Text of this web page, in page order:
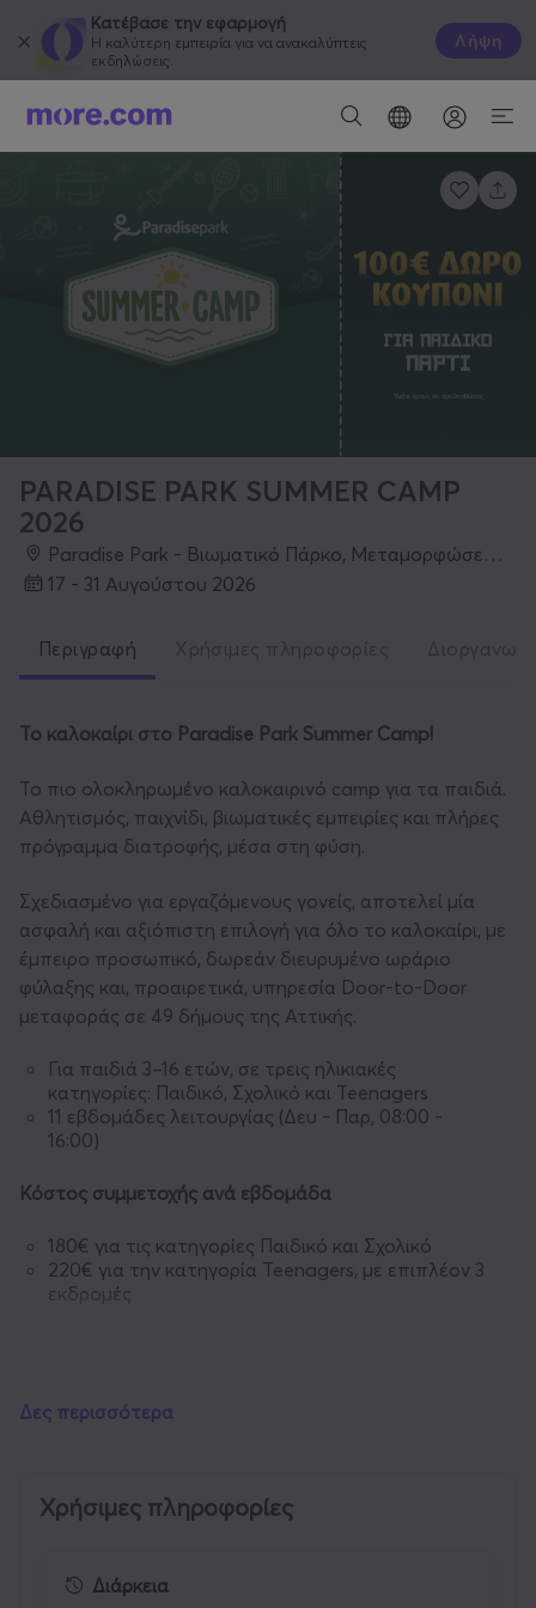
Κατέβασε την εφαρμογή
Η καλύτερη εμπειρία για να ανακαλύπτεις
εκδηλώσεις.
Λήψη
PARADISE PARK SUMMER CAMP
2026
Paradise Park - Βιωματικό Πάρκο, Μεταμορφώσεως 100, Αχαρνές
17 - 31 Αυγούστου 2026
Περιγραφή Χρήσιμες πληροφορίες
Το καλοκαίρι στο Paradise Park Summer Camp!
Το πιο ολοκληρωμένο καλοκαιρινό camp για τα παιδιά.
Αθλητισμός, παιχνίδι, βιωματικές εμπειρίες και πλήρες
πρόγραμμα διατροφής, μέσα στη φύση.
Σχεδιασμένο για εργαζόμενους γονείς, αποτελεί μία
ασφαλή και αξιόπιστη επιλογή για όλο το καλοκαίρι, με
έμπειρο προσωπικό, δωρεάν διευρυμένο ωράριο
φύλαξης και, προαιρετικά, υπηρεσία Door-to-Door
μεταφοράς σε 49 δήμους της Αττικής.
Για παιδιά 3–16 ετών, σε τρεις ηλικιακές
κατηγορίες: Παιδικό, Σχολικό και Teenagers
11 εβδομάδες λειτουργίας (Δευ - Παρ, 08:00 -
16:00)
Κόστος συμμετοχής ανά εβδομάδα
180€ για τις κατηγορίες Παιδικό και Σχολικό
220€ για την κατηγορία Teenagers, με επιπλέον 3
εκδρομές
Γιατί επιλέξετε
σχολικά προγράμματα και παιδικές
δραστηριότητες.
δραστηριότητες
Λειτουργία σε όλη τη διάρκεια των
Δες περισσότερα
Χρήσιμες πληροφορίες
Διάρκεια